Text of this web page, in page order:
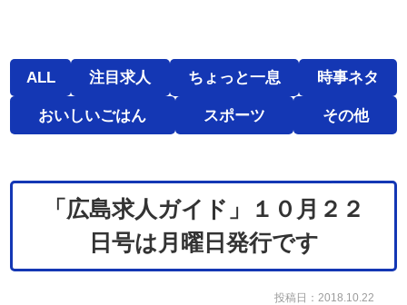
ALL 注目求人 ちょっと一息 時事ネタ
おいしいごはん スポーツ その他
「広島求人ガイド」１０月２２
日号は月曜日発行です
投稿日：2018.10.22